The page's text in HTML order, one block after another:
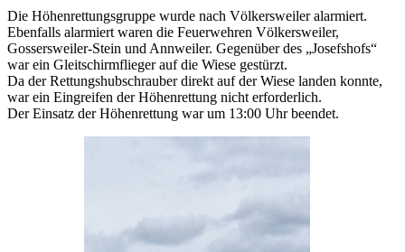
Die Höhenrettungsgruppe wurde nach Völkersweiler alarmiert.
Ebenfalls alarmiert waren die Feuerwehren Völkersweiler,
Gossersweiler-Stein und Annweiler. Gegenüber des „Josefshofs“
war ein Gleitschirmflieger auf die Wiese gestürzt.
Da der Rettungshubschrauber direkt auf der Wiese landen konnte,
war ein Eingreifen der Höhenrettung nicht erforderlich.
Der Einsatz der Höhenrettung war um 13:00 Uhr beendet.